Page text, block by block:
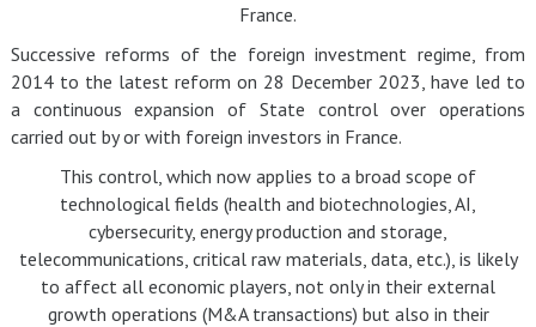
France.
Successive reforms of the foreign investment regime, from
2014 to the latest reform on 28 December 2023, have led to
a continuous expansion of State control over operations
carried out by or with foreign investors in France.
This control, which now applies to a broad scope of
technological fields (health and biotechnologies, AI,
cybersecurity, energy production and storage,
telecommunications, critical raw materials, data, etc.), is likely
to affect all economic players, not only in their external
growth operations (M&A transactions) but also in their